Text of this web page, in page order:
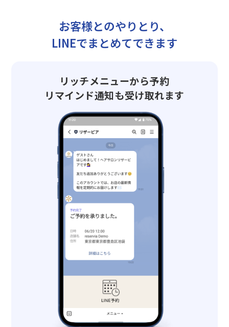
お客様とのやりとり、
LINEでまとめてできます
リッチメニューから予約
リマインド通知も受け取れます